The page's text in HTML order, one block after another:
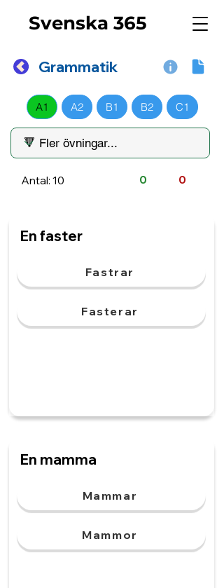
Svenska 365
Grammatik
A1 A2 B1 B2 C1
Antal: 10 0 0
En faster
Fastrar
Fasterar
En mamma
Mammar
Mammor